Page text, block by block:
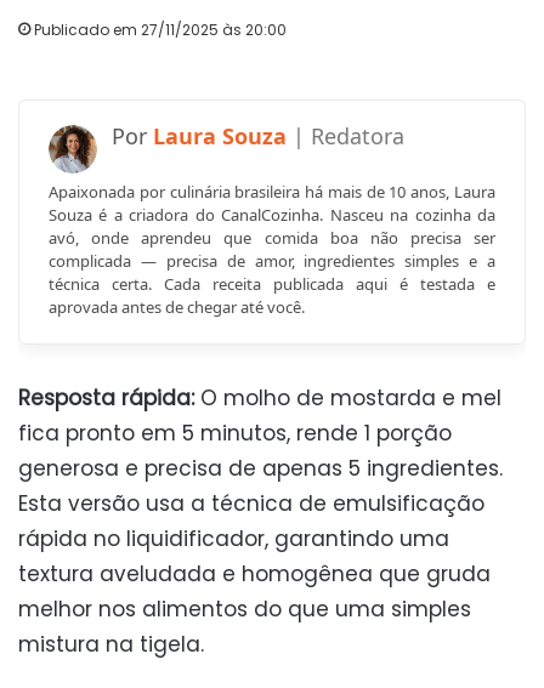
Publicado em 27/11/2025 às 20:00
Laura Souza
Apaixonada por culinária brasileira há mais de 10 anos, Laura
Souza é a criadora do CanalCozinha. Nasceu na cozinha da
avó, onde aprendeu que comida boa não precisa ser
complicada — precisa de amor, ingredientes simples e a
técnica certa. Cada receita publicada aqui é testada e
aprovada antes de chegar até você.
Resposta rápida:O molho de mostarda e mel
fica pronto em 5 minutos, rende 1 porção
generosa e precisa de apenas 5 ingredientes.
Esta versão usa a técnica de emulsificação
rápida no liquidificador, garantindo uma
textura aveludada e homogênea que gruda
melhor nos alimentos do que uma simples
mistura na tigela.